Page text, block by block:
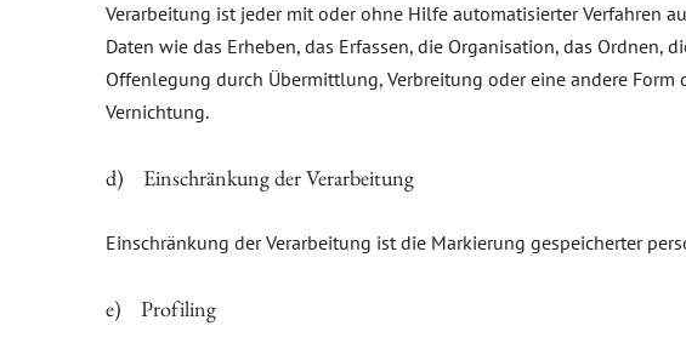
Verarbeitung ist jeder mit oder ohne Hilfe automatisierter Verfahren
Daten wie das Erheben, das Erfassen, die Organisation, das Ordnen,
Offenlegung durch Übermittlung, Verbreitung oder eine andere
Vernichtung.
d) Einschränkung der Verarbeitung
Einschränkung der Verarbeitung ist die Markierung gespeicherter
e) Profiling